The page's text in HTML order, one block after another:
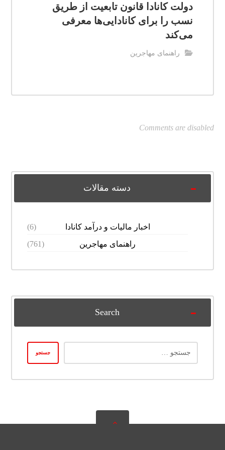
دولت کانادا قانون تابعیت از طریق
نسب را برای کانادایی‌ها معرفی
می‌کند
راهنمای مهاجرین
Comments are disabled
دسته مقالات
اخبار مالیات و درآمد کانادا
(6)
راهنمای مهاجرین
(761)
Search